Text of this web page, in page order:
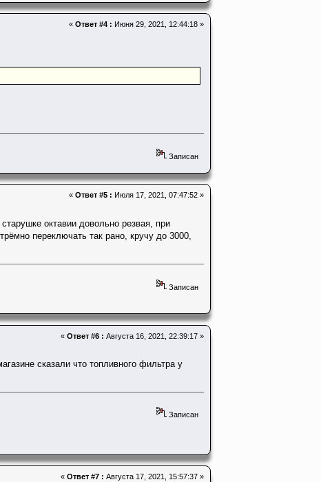
« Ответ #4 : Июня 29, 2021, 12:44:18 »
Записан
« Ответ #5 : Июля 17, 2021, 07:47:52 »
октавии довольно резвая, при
переключать так рано, кручу до 3000,
Записан
« Ответ #6 : Августа 16, 2021, 22:39:17 »
сказали что топливного фильтра у
Записан
« Ответ #7 : Августа 17, 2021, 15:57:37 »